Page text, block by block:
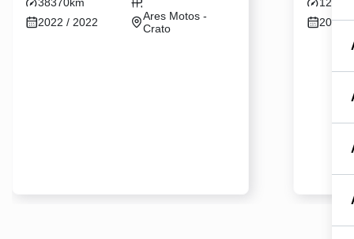
2022 / 2022
Ares Motos -
Crato
2024 /